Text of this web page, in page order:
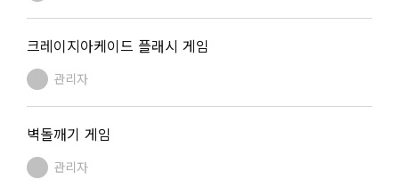
크레이지아케이드 플래시 게임
관리자
벽돌깨기 게임
관리자